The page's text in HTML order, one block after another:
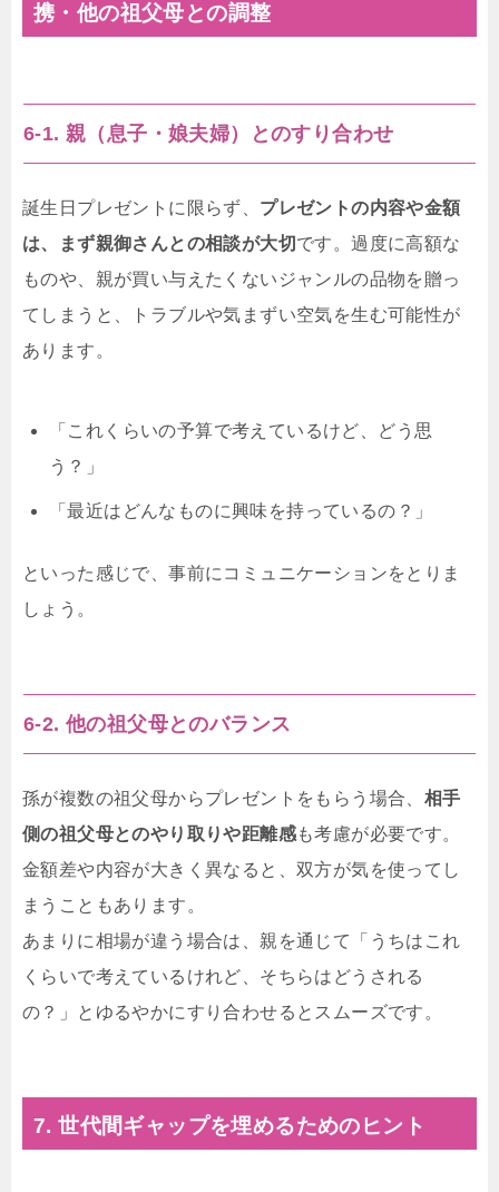
携・他の祖父母との調整
6-1. 親（息子・娘夫婦）とのすり合わせ
誕生日プレゼントに限らず、 プレゼントの内容や金額
は、まず親御さんとの相談が大切 です。過度に高額な
ものや、親が買い与えたくないジャンルの品物を贈っ
てしまうと、トラブルや気まずい空気を生む可能性が
あります。
「これくらいの予算で考えているけど、どう思
う？」
「最近はどんなものに興味を持っているの？」
といった感じで、事前にコミュニケーションをとりま
しょう。
6-2. 他の祖父母とのバランス
孫が複数の祖父母からプレゼントをもらう場合、 相手
側の祖父母とのやり取りや距離感も考慮が必要です。
金額差や内容が大きく異なると、双方が気を使ってし
まうこともあります。
あまりに相場が違う場合は、親を通じて「うちはこれ
くらいで考えているけれど、そちらはどうされる
の？」とゆるやかにすり合わせるとスムーズです。
7. 世代間ギャップを埋めるためのヒント